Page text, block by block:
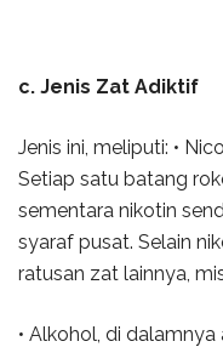
c. Jenis Zat Adiktif
Jenis ini, meliputi: •
Setiap satu batang
sementara nikotin
syaraf pusat. Selain
ratusan zat lainnya,
• Alkohol, di